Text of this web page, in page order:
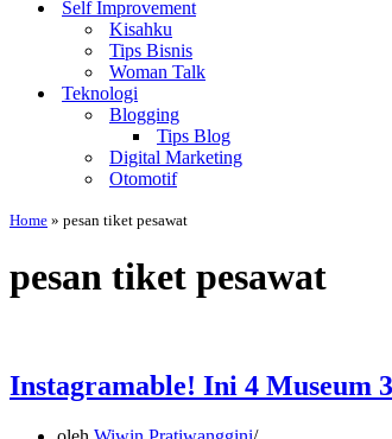
Self Improvement
Kisahku
Tips Bisnis
Woman Talk
Teknologi
Blogging
Tips Blog
Digital Marketing
Otomotif
Home » pesan tiket pesawat
pesan tiket pesawat
Instagramable! Ini 4 Museum